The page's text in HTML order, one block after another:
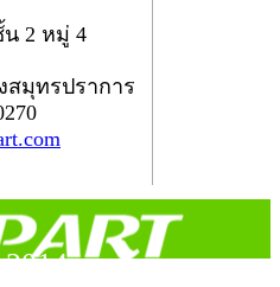
น 2 หมู่ 4
สมุทรปราการ